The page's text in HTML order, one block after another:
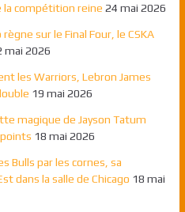
la compétition reine 24 mai 2026
sur le Final Four, le CSKA
mai 2026
les Warriors, Lebron James
19 mai 2026
magique de Jayson Tatum
18 mai 2026
Bulls par les cornes, sa
dans la salle de Chicago 18 mai